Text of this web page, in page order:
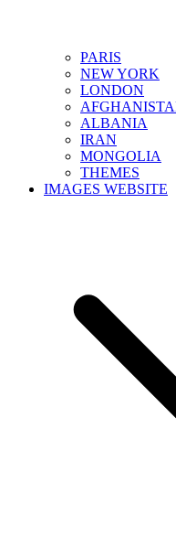
PARIS
NEW YORK
LONDON
ALBANIA
IRAN
MONGOLIA
THEMES
IMAGES WEBSITE